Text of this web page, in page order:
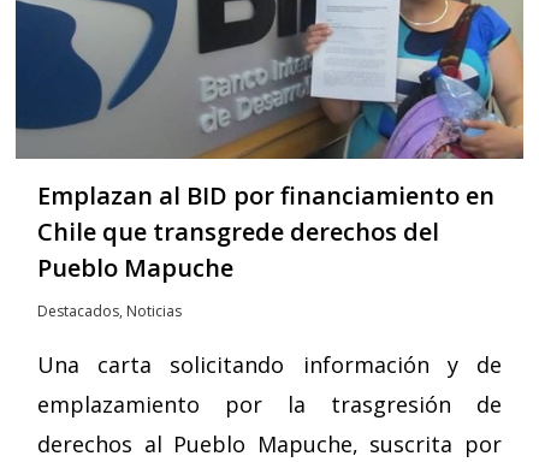
Emplazan al BID por financiamiento en
Chile que transgrede derechos del
Pueblo Mapuche
Destacados, Noticias
Una carta solicitando información y de
emplazamiento por la trasgresión de
derechos al Pueblo Mapuche, suscrita por